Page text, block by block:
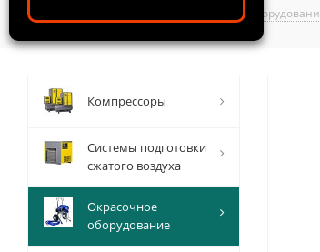
ООО "ИнтелТех" Окрасочное
Компрессоры
Системы подготовки
сжатого воздуха
Окрасочное
оборудование